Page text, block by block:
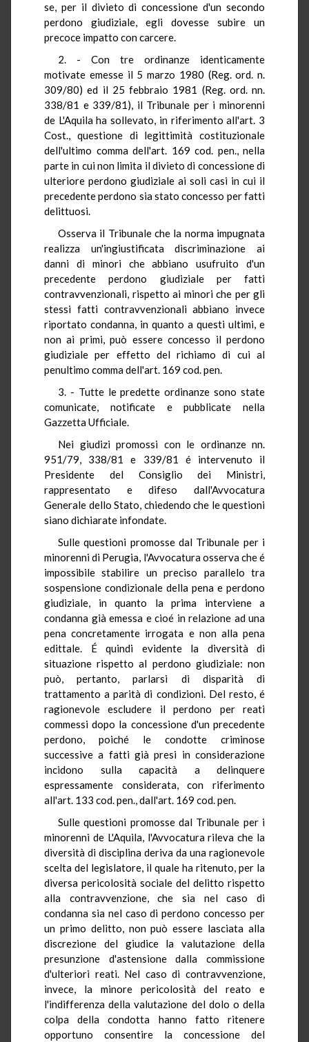
se, per il divieto di concessione d'un secondo
perdono giudiziale, egli dovesse subire un
precoce impatto con carcere.
2. - Con tre ordinanze identicamente
motivate emesse il 5 marzo 1980 (Reg. ord. n.
309/80) ed il 25 febbraio 1981 (Reg. ord. nn.
338/81 e 339/81), il Tribunale per i minorenni
de L'Aquila ha sollevato, in riferimento all'art. 3
Cost., questione di legittimità costituzionale
dell'ultimo comma dell'art. 169 cod. pen., nella
parte in cui non limita il divieto di concessione di
ulteriore perdono giudiziale ai soli casi in cui il
precedente perdono sia stato concesso per fatti
delittuosi.
Osserva il Tribunale che la norma impugnata
realizza un'ingiustificata discriminazione ai
danni di minori che abbiano usufruito d'un
precedente perdono giudiziale per fatti
contravvenzionali, rispetto ai minori che per gli
stessi fatti contravvenzionali abbiano invece
riportato condanna, in quanto a questi ultimi, e
non ai primi, può essere concesso il perdono
giudiziale per effetto del richiamo di cui al
penultimo comma dell'art. 169 cod. pen.
3. - Tutte le predette ordinanze sono state
comunicate, notificate e pubblicate nella
Gazzetta Ufficiale.
Nei giudizi promossi con le ordinanze nn.
951/79, 338/81 e 339/81 é intervenuto il
Presidente del Consiglio dei Ministri,
rappresentato e difeso dall'Avvocatura
Generale dello Stato, chiedendo che le questioni
siano dichiarate infondate.
Sulle questioni promosse dal Tribunale per i
minorenni di Perugia, l'Avvocatura osserva che é
impossibile stabilire un preciso parallelo tra
sospensione condizionale della pena e perdono
giudiziale, in quanto la prima interviene a
condanna già emessa e cioé in relazione ad una
pena concretamente irrogata e non alla pena
edittale. É quindi evidente la diversità di
situazione rispetto al perdono giudiziale: non
può, pertanto, parlarsi di disparità di
trattamento a parità di condizioni. Del resto, é
ragionevole escludere il perdono per reati
commessi dopo la concessione d'un precedente
perdono, poiché le condotte criminose
successive a fatti già presi in considerazione
incidono sulla capacità a delinquere
espressamente considerata, con riferimento
all'art. 133 cod. pen., dall'art. 169 cod. pen.
Sulle questioni promosse dal Tribunale per i
minorenni de L'Aquila, l'Avvocatura rileva che la
diversità di disciplina deriva da una ragionevole
scelta del legislatore, il quale ha ritenuto, per la
diversa pericolosità sociale del delitto rispetto
alla contravvenzione, che sia nel caso di
condanna sia nel caso di perdono concesso per
un primo delitto, non può essere lasciata alla
discrezione del giudice la valutazione della
presunzione d'astensione dalla commissione
d'ulteriori reati. Nel caso di contravvenzione,
invece, la minore pericolosità del reato e
l'indifferenza della valutazione del dolo o della
colpa della condotta hanno fatto ritenere
opportuno consentire la concessione del